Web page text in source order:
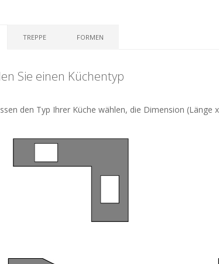
TREPPE FORMEN
Sie einen Küchentyp
den Typ Ihrer Küche wählen, die Dimension